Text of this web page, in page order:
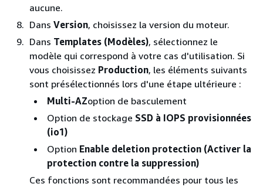
aucune.
Dans Version, choisissez la version du moteur.
Dans Templates (Modèles), sélectionnez le
modèle qui correspond à votre cas d'utilisation. Si
vous choisissez Production, les éléments suivants
sont présélectionnés lors d'une étape ultérieure :
Multi-AZoption de basculement
Option de stockage SSD à IOPS provisionnées
(io1)
Option Enable deletion protection (Activer la
protection contre la suppression)
Ces fonctions sont recommandées pour tous les